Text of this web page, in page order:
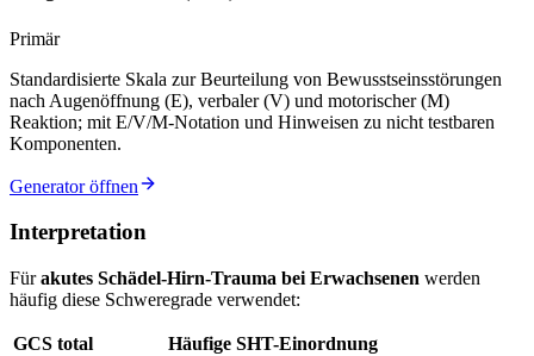
Primär
Standardisierte Skala zur Beurteilung von Bewusstseinsstörungen
nach Augenöffnung (E), verbaler (V) und motorischer (M)
Reaktion; mit E/V/M-Notation und Hinweisen zu nicht testbaren
Komponenten.
Generator öffnen
Interpretation
Fürakutes Schädel-Hirn-Trauma bei Erwachsenen werden
häufig diese Schweregrade verwendet:
GCS total
Häufige SHT-Einordnung